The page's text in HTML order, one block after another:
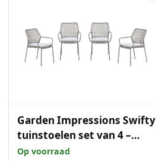
Garden Impressions Swifty
tuinstoelen set van 4 –
taupe / rope natural sand
Op voorraad